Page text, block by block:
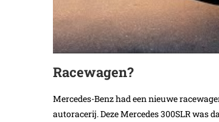
Racewagen?
Mercedes-Benz had een nieuwe
autoracerij. Deze Mercedes 300SLR was